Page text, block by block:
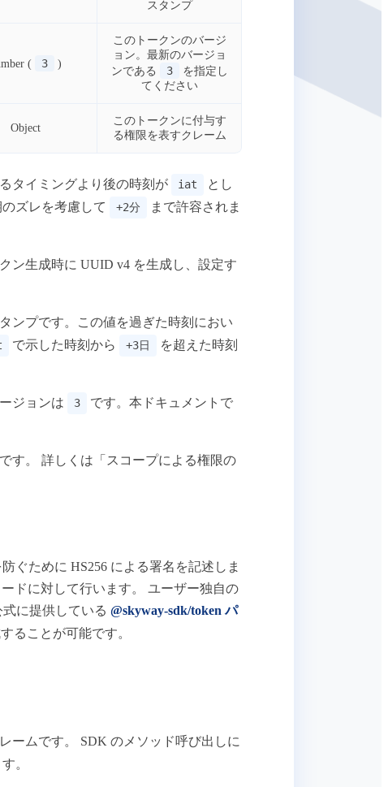
スタンプ
( 3 )
このトークンのバージ
ョン。最新のバージョ
ンである
3
を指定し
てください
Object
このトークンに付与す
る権限を表すクレーム
タイミングより後の時刻が iat
とし
ズレを考慮して
+2分
まで許容されま
ン生成時に UUID v4 を生成し、設定す
ンプです。この値を過ぎた時刻におい
で示した時刻から +3日
を超えた時刻
ジョンは 3
です。本ドキュメントで
す。 詳しくは「スコープによる権限の
ぐために HS256 による署名を記述しま
ドに対して行います。 ユーザー独自の
に提供している @skyway-sdk/token パ
ることが可能です。
ームです。 SDK のメソッド呼び出しに
。